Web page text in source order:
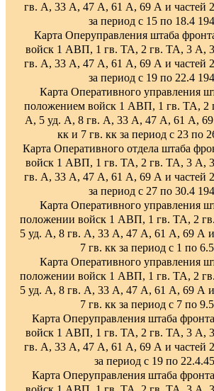
гв. А, 33 А, 47 А, 61 А, 69 А и частей
за период с 15 по 18.4
Карта Оперуправления штаба
войск 1 АВП, 1 гв. ТА, 2 гв. ТА, 3 А,
гв. А, 33 А, 47 А, 61 А, 69 А и частей
за период с 19 по 22.4
Карта Оперативного управления
положением войск 1 АВП, 1 гв. ТА, 2
А, 5 уд. А, 8 гв. А, 33 А, 47 А, 61 А, 69
кк и 7 гв. кк за период с 23 по
Карта Оперативного отдела штаба
войск 1 АВП, 1 гв. ТА, 2 гв. ТА, 3 А,
гв. А, 33 А, 47 А, 61 А, 69 А и частей
за период с 27 по 30.4
Карта Оперативного управления
положении войск 1 АВП, 1 гв. ТА, 2
5 уд. А, 8 гв. А, 33 А, 47 А, 61 А, 69 А и
7 гв. кк за период с 1 по
Карта Оперативного управления
положении войск 1 АВП, 1 гв. ТА, 2
5 уд. А, 8 гв. А, 33 А, 47 А, 61 А, 69 А и
7 гв. кк за период с 7 по
Карта Оперуправления штаба
войск 1 АВП, 1 гв. ТА, 2 гв. ТА, 3 А,
гв. А, 33 А, 47 А, 61 А, 69 А и частей
за период с 19 по
Карта Оперуправления штаба